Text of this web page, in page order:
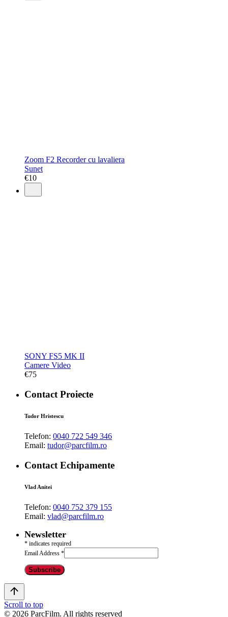
Zoom F2 Recorder cu lavaliera
Sunet
€10
SONY FS5 MK II
Camere Video
€75
Contact Proiecte
Tudor Hristescu
Telefon: 0040 722 549 346
Email: tudor@parcfilm.ro
Contact Echipamente
Vlad Anitei
Telefon: 0040 752 379 155
Email: vlad@parcfilm.ro
Newsletter
* indicates required
Email Address *
Scroll to top
© 2026 ParcFilm. All rights reserved